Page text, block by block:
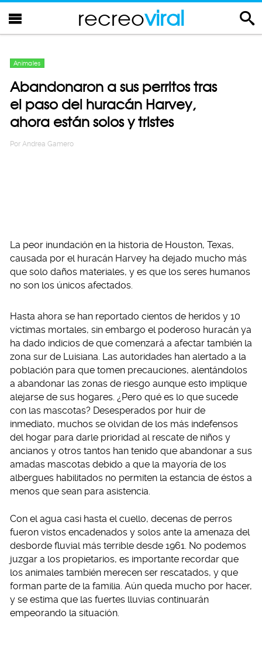
recreoviral
Animales
Abandonaron a sus perritos tras
el paso del huracán Harvey,
ahora están solos y tristes
Por Andrea Gamero
La peor inundación en la historia de Houston, Texas,
causada por el huracán Harvey ha dejado mucho más
que solo daños materiales, y es que los seres humanos
no son los únicos afectados.
Hasta ahora se han reportado cientos de heridos y 10
víctimas mortales, sin embargo el poderoso huracán ya
ha dado indicios de que comenzará a afectar también la
zona sur de Luisiana. Las autoridades han alertado a la
población para que tomen precauciones, alentándolos
a abandonar las zonas de riesgo aunque esto implique
alejarse de sus hogares. ¿Pero qué es lo que sucede
con las mascotas? Desesperados por huir de
inmediato, muchos se olvidan de los más indefensos
del hogar para darle prioridad al rescate de niños y
ancianos y otros tantos han tenido que abandonar a sus
amadas mascotas debido a que la mayoría de los
albergues habilitados no permiten la estancia de éstos a
menos que sean para asistencia.
Con el agua casi hasta el cuello, decenas de perros
fueron vistos encadenados y solos ante la amenaza del
desborde fluvial más terrible desde 1961. No podemos
juzgar a los propietarios, es importante recordar que
los animales también merecen ser rescatados, y que
forman parte de la familia. Aún queda mucho por hacer,
y se estima que las fuertes lluvias continuarán
empeorando la situación.